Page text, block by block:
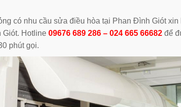
có nhu cầu sửa điều hòa tại Phan Đình Giót xin
Giót. Hotline 09676 689 286 – 024 665 66682 để
phút gọi.